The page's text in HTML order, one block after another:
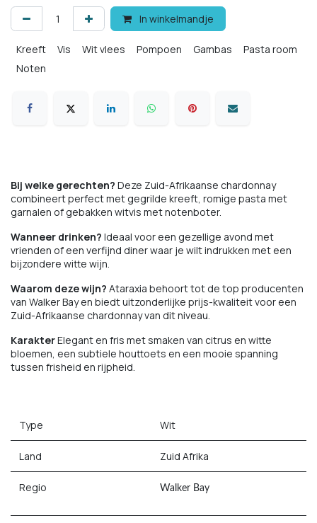
In winkelmandje
Kreeft Vis Wit vlees Pompoen Gambas
Pasta room
Noten
Bij welke gerechten? Deze Zuid-Afrikaanse chardonnay
combineert perfect met gegrilde kreeft, romige pasta met
garnalen of gebakken witvis met notenboter.
Wanneer drinken? Ideaal voor een gezellige avond met
vrienden of een verfijnd diner waar je wilt indrukken met een
bijzondere witte wijn.
Waarom deze wijn? Ataraxia behoort tot de top producenten
van Walker Bay en biedt uitzonderlijke prijs-kwaliteit voor een
Zuid-Afrikaanse chardonnay van dit niveau.
KarakterElegant en fris met smaken van citrus en witte
bloemen, een subtiele houttoets en een mooie spanning
tussen frisheid en rijpheid.
Type Wit
Land Zuid Afrika
Regio Walker Bay